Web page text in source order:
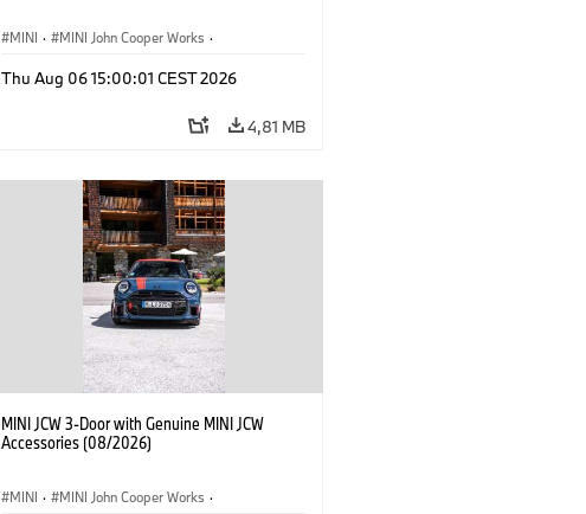
MINI · MINI John Cooper Works ·
Προαιρετικός εξοπλισμός, αξεσουάρ
Thu Aug 06 15:00:01 CEST 2026
4,81 MB
MINI JCW 3-Door with Genuine MINI JCW
Accessories (08/2026)
MINI · MINI John Cooper Works ·